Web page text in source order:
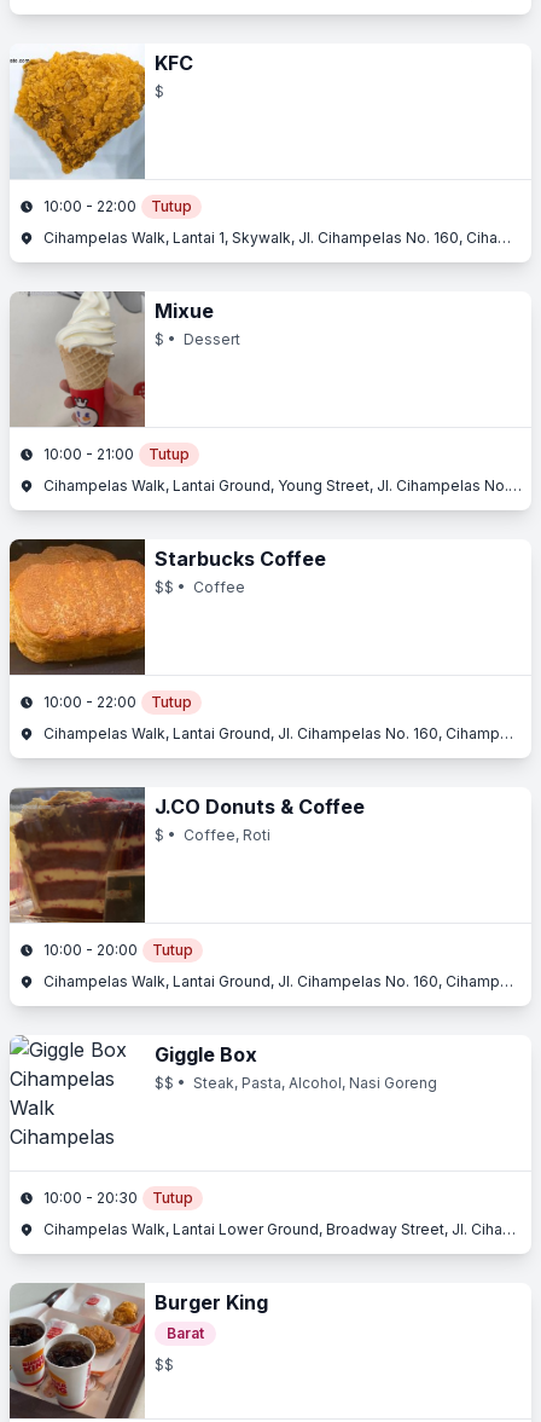
KFC
$
10:00 - 22:00
Tutup
Cihampelas Walk, Lantai 1, Skywalk, Jl. Cihampelas No. 160, Cihampelas, Bandung, Jawa Barat
Mixue
$ • Dessert
10:00 - 21:00
Tutup
Cihampelas Walk, Lantai Ground, Young Street, Jl. Cihampelas No. 160, Cihampelas, Bandung, Jawa Barat
Starbucks Coffee
$$ • Coffee
10:00 - 22:00
Tutup
Cihampelas Walk, Lantai Ground, Jl. Cihampelas No. 160, Cihampelas, Bandung, Jawa Barat
J.CO Donuts & Coffee
$ • Coffee, Roti
10:00 - 20:00
Tutup
Cihampelas Walk, Lantai Ground, Jl. Cihampelas No. 160, Cihampelas, Bandung, Jawa Barat
Giggle Box
$$ • Steak, Pasta, Alcohol, Nasi Goreng
10:00 - 20:30
Tutup
Cihampelas Walk, Lantai Lower Ground, Broadway Street, Jl. Cihampelas No. 160, Cihampelas, Bandung, Jawa Barat
Burger King
Barat
$$